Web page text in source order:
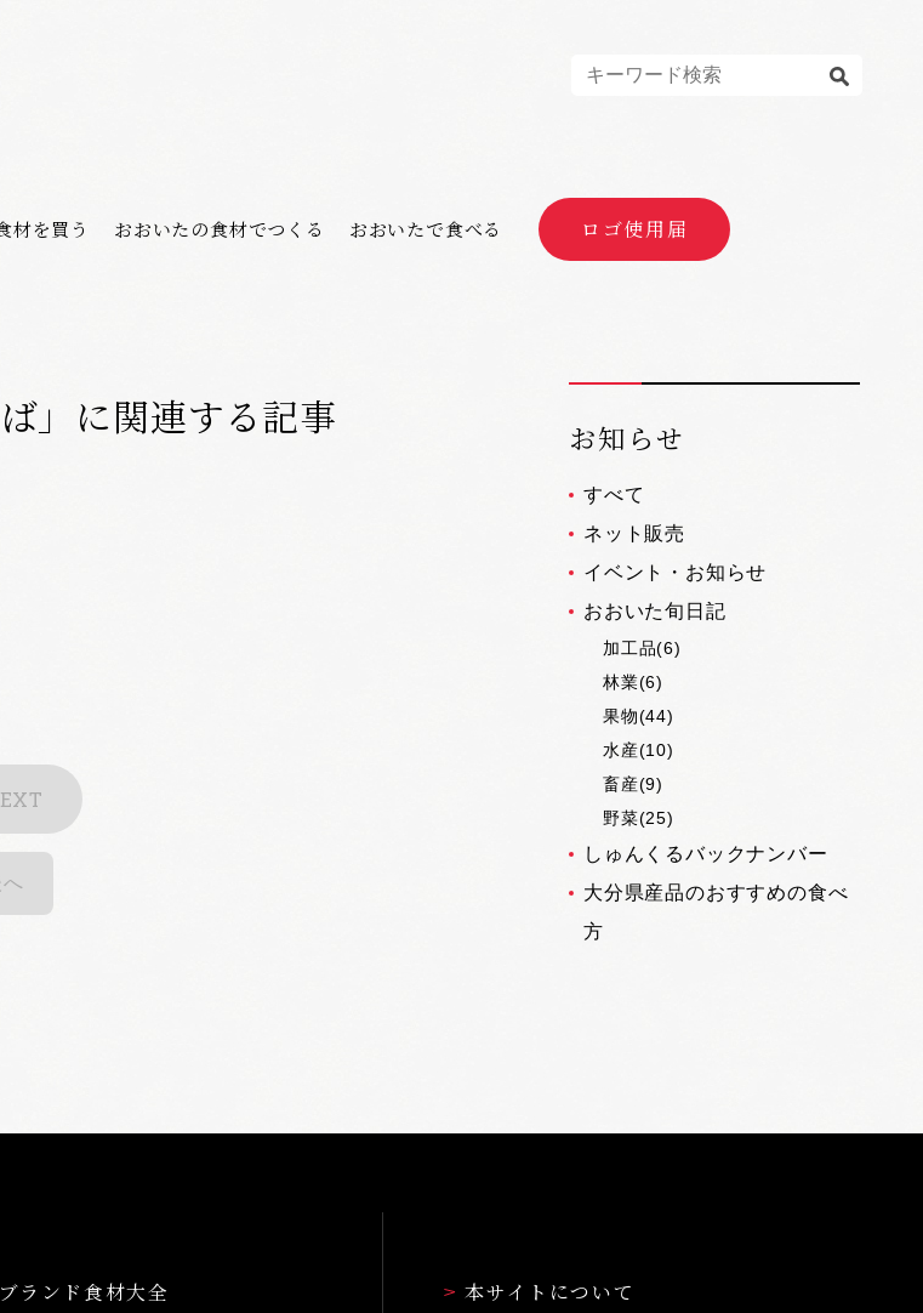
材を買う おおいたの食材でつくる おおいたで食べる ロゴ使用届
」に関連する記事 お知らせ
すべて
ネット販売
イベント・お知らせ
おおいた旬日記
加工品(6)
林業(6)
果物(44)
水産(10)
畜産(9)
野菜(25)
しゅんくるバックナンバー
大分県産品のおすすめの食べ
方
ランド食材大全 本サイトについて